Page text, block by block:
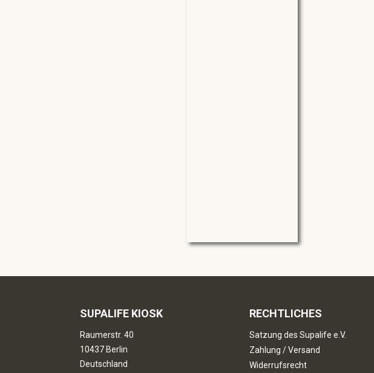
SUPALIFE KIOSK
Raumerstr. 40
10437 Berlin
Deutschland
RECHTLICHES
Satzung des Supalife e.V.
Zahlung / Versand
Widerrufsrecht